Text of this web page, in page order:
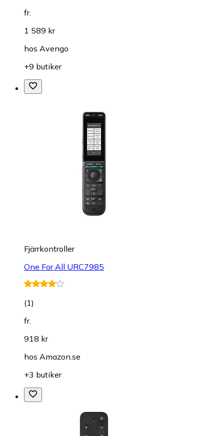
fr.
1 589 kr
hos Avengo
+9 butiker
Fjärrkontroller
One For All URC7985
(1)
fr.
918 kr
hos Amazon.se
+3 butiker